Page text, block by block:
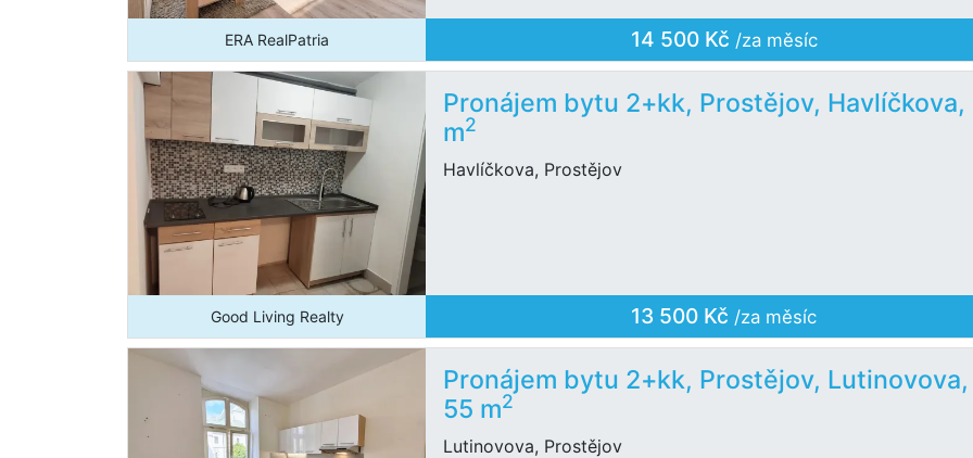
ERA RealPatria 14 500 Kč /za měsíc
Pronájem bytu 2+kk, Prostějov, Havlíčkova,
m2
Havlíčkova, Prostějov
Good Living Realty 13 500 Kč /za měsíc
Pronájem bytu 2+kk, Prostějov, Lutinovova,
55 m2
Lutinovova, Prostějov